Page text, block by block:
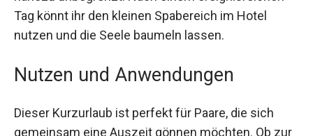
oder eine kurze Zugfahrt nach Hamburg
bevorzugst, die Möglichkeiten sind nahezu
könnt ihr den kleinen Spabereich im Hotel nutzen
und die Seele baumeln lassen.
Nutzen und Anwendungen